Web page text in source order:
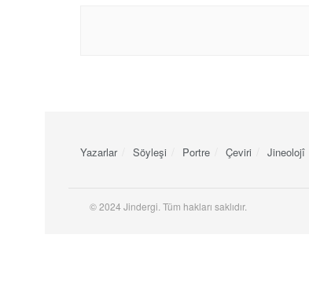
Yazarlar Söyleşi Portre Çeviri Jineolojî
© 2024 Jindergi. Tüm hakları saklıdır.